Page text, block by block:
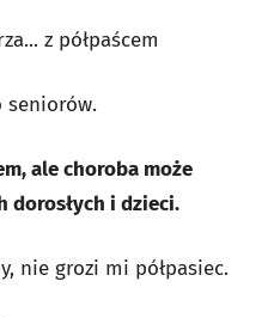
z półpaścem
seniorów.
ale choroba może
dorosłych i dzieci.
nie grozi mi półpasiec.